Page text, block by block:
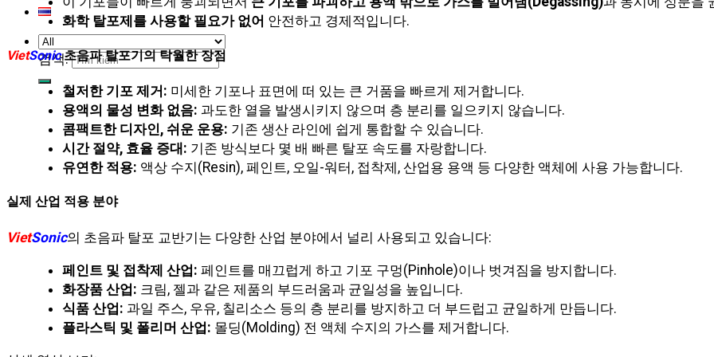
검색:
화학 탈포제를 사용할 필요가 없어 안전하고 경제적입니다.
VietSonic초음파 탈포기의 탁월한 장점
철저한 기포 제거: 미세한 기포나 표면에 떠 있는 큰 거품을 빠르게 제거합니다.
용액의 물성 변화 없음: 과도한 열을 발생시키지 않으며 층 분리를 일으키지 않습니다.
콤팩트한 디자인, 쉬운 운용: 기존 생산 라인에 쉽게 통합할 수 있습니다.
시간 절약, 효율 증대: 기존 방식보다 몇 배 빠른 탈포 속도를 자랑합니다.
유연한 적용: 액상 수지(Resin), 페인트, 오일-워터, 접착제, 산업용 용액 등 다양한 액체에 사용 가능합니다.
실제 산업 적용 분야
VietSonic의 초음파 탈포 교반기는 다양한 산업 분야에서 널리 사용되고 있습니다:
페인트 및 접착제 산업: 페인트를 매끄럽게 하고 기포 구멍(Pinhole)이나 벗겨짐을 방지합니다.
화장품 산업: 크림, 젤과 같은 제품의 부드러움과 균일성을 높입니다.
식품 산업: 과일 주스, 우유, 칠리소스 등의 층 분리를 방지하고 더 부드럽고 균일하게 만듭니다.
플라스틱 및 폴리머 산업: 몰딩(Molding) 전 액체 수지의 가스를 제거합니다.